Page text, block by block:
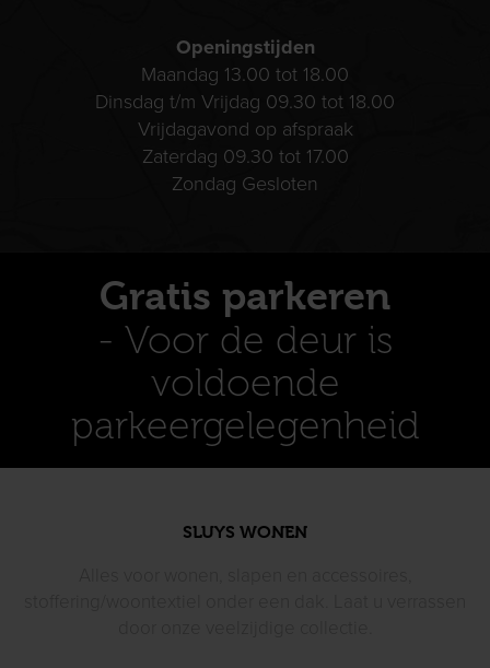
Openingstijden
Maandag 13.00 tot 18.00
Dinsdag t/m Vrijdag 09.30 tot 18.00
Vrijdagavond op afspraak
Zaterdag 09.30 tot 17.00
Zondag Gesloten
Gratis parkeren
- Voor de deur is
voldoende
parkeergelegenheid
SLUYS WONEN